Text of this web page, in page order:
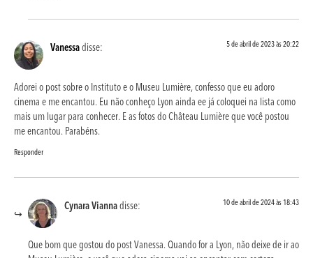
Vanessadisse: 5 de abril de 2023 às 20:22
Adorei o post sobre o Instituto e o Museu Lumière, confesso que eu adoro
cinema e me encantou. Eu não conheço Lyon ainda ee já coloquei na lista como
mais um lugar para conhecer. E as fotos do Château Lumière que você postou
me encantou. Parabéns.
Responder
Cynara Viannadisse: 10 de abril de 2024 às 18:43
Que bom que gostou do post Vanessa. Quando for a Lyon, não deixe de ir ao